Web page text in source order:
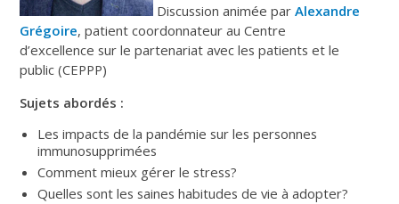
Discussion animée parAlexandre
Grégoire, patient coordonnateur au Centre
d’excellence sur le partenariat avec les patients et le
public (CEPPP)
Sujets abordés :
Les impacts de la pandémie sur les personnes
immunosupprimées
Comment mieux gérer le stress?
Quelles sont les saines habitudes de vie à adopter?